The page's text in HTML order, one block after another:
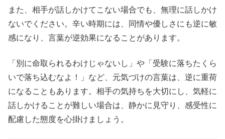
また、相手が話しかけてこない場合でも、無理に話しかけ
ないでください。辛い時期には、同情や優しさにも逆に敏
感になり、言葉が逆効果になることがあります。
「別に命取られるわけじゃないし」や「受験に落ちたくら
いで落ち込むなよ！」など、元気づけの言葉は、逆に重荷
になることもあります。相手の気持ちを大切にし、気軽に
話しかけることが難しい場合は、静かに見守り、感受性に
配慮した態度を心掛けましょう。